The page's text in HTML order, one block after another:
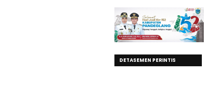
DETASEMEN PERINTIS